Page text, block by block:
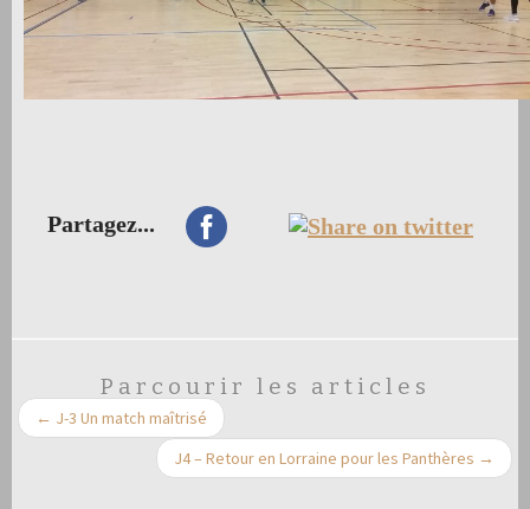
Partagez...
Parcourir les articles
← J-3 Un match maîtrisé
J4 – Retour en Lorraine pour les Panthères →